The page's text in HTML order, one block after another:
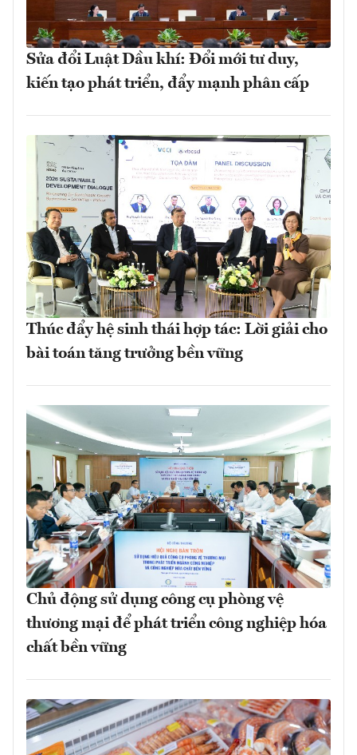
Sửa đổi Luật Dầu khí: Đổi mới tư duy,
kiến tạo phát triển, đẩy mạnh phân cấp
Thúc đẩy hệ sinh thái hợp tác: Lời giải cho
bài toán tăng trưởng bền vững
Chủ động sử dụng công cụ phòng vệ
thương mại để phát triển công nghiệp hóa
chất bền vững